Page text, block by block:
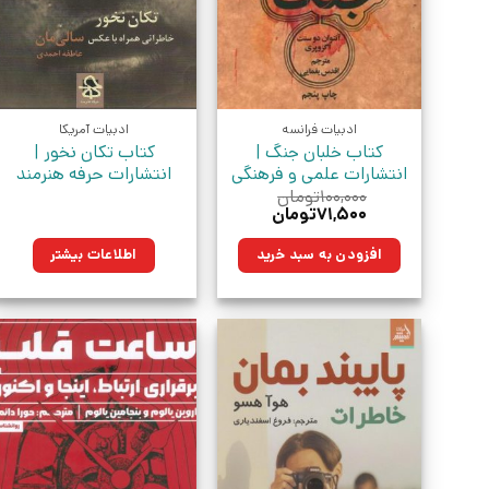
ادبیات فرانسه
کتاب خلبان جنگ |
انتشارات علمی و فرهنگی
۱۰۰,۰۰۰تومان
قیمت
۱۰۰,۰۰۰تومان
بود.
۷۱,۵۰۰تومانقیمت
۷۱,۵۰۰تومان.افزودن به سبد خرید
ادبیات آمریکا
کتاب تکان نخور |
انتشارات حرفه هنرمند
اطلاعات بیشتر